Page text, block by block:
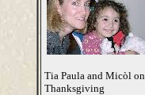
Tia Paula and Micòl on
Thanksgiving